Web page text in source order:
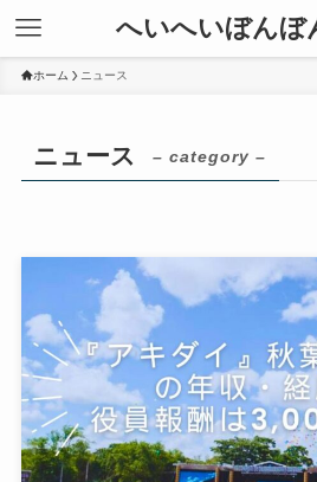
へいへいぼんぼ
ホーム ニュース
ニュース – category –